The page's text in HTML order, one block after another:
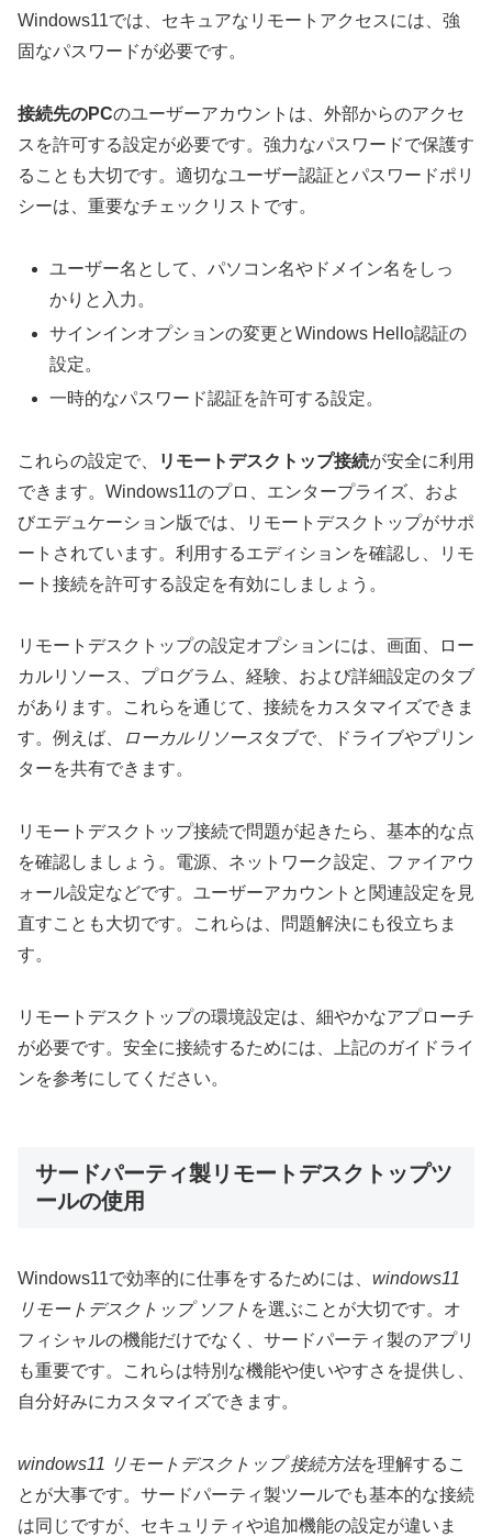
Windows11では、セキュアなリモートアクセスには、強
固なパスワードが必要です。
接続先のPCのユーザーアカウントは、外部からのアクセ
スを許可する設定が必要です。強力なパスワードで保護す
ることも大切です。適切なユーザー認証とパスワードポリ
シーは、重要なチェックリストです。
ユーザー名として、パソコン名やドメイン名をしっ
かりと入力。
サインインオプションの変更とWindows Hello認証の
設定。
一時的なパスワード認証を許可する設定。
これらの設定で、 リモートデスクトップ接続が安全に利用
できます。Windows11のプロ、エンタープライズ、およ
びエデュケーション版では、リモートデスクトップがサポ
ートされています。利用するエディションを確認し、リモ
ート接続を許可する設定を有効にしましょう。
リモートデスクトップの設定オプションには、画面、ロー
カルリソース、プログラム、経験、および詳細設定のタブ
があります。これらを通じて、接続をカスタマイズできま
す。例えば、
ローカルリソースタブで、ドライブやプリン
ターを共有できます。
リモートデスクトップ接続で問題が起きたら、基本的な点
を確認しましょう。電源、ネットワーク設定、ファイアウ
ォール設定などです。ユーザーアカウントと関連設定を見
直すことも大切です。これらは、問題解決にも役立ちま
す。
リモートデスクトップの環境設定は、細やかなアプローチ
が必要です。安全に接続するためには、上記のガイドライ
ンを参考にしてください。
サードパーティ製リモートデスクトップツ
ールの使用
Windows11で効率的に仕事をするためには、 windows11
リモートデスクトップ ソフト を選ぶことが大切です。オ
フィシャルの機能だけでなく、サードパーティ製のアプリ
も重要です。これらは特別な機能や使いやすさを提供し、
自分好みにカスタマイズできます。
windows11 リモートデスクトップ 接続方法を理解するこ
とが大事です。サードパーティ製ツールでも基本的な接続
は同じですが、セキュリティや追加機能の設定が違いま